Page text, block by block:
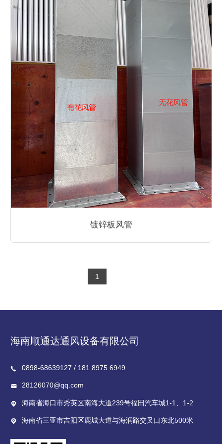
镀锌板风管
1
海南顺通达通风设备有限公司
0898-68639127 / 181 8975 6949
28126070@qq.com
海南省海口市秀英区南海大道239号福田汽车城1-1、1-2
海南省三亚市吉阳区鹿城大道与海润路交叉口东北500米